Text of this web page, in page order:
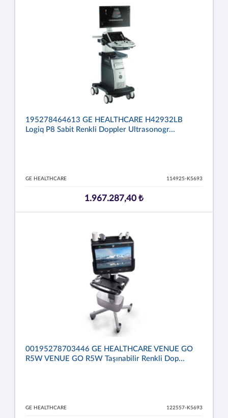
195278464613 GE HEALTHCARE H42932LB
Logiq P8 Sabit Renkli Doppler Ultrasonogr...
GE HEALTHCARE 114925-K5693
1.967.287,40 ₺
00195278703446 GE HEALTHCARE VENUE GO
R5W VENUE GO R5W Taşınabilir Renkli Dop...
GE HEALTHCARE 122557-K5693